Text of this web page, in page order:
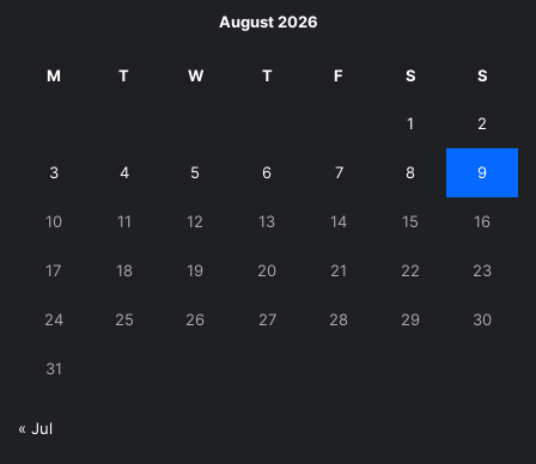
August 2026
M T W T F S S
1 2
3 4 5 6 7 8 9
10 11 12 13 14 15 16
17 18 19 20 21 22 23
24 25 26 27 28 29 30
31
« Jul